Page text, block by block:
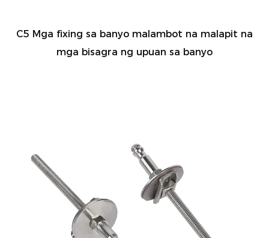
C5 Mga fixing sa banyo malambot na malapit na
mga bisagra ng upuan sa banyo